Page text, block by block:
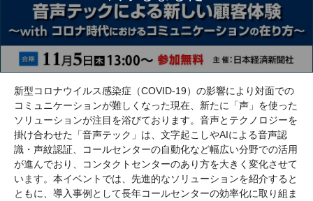
新型コロナウイルス感染症（COVID-19）の影響により対面での
コミュニケーションが難しくなった現在、新たに「声」を使った
ソリューションが注目を浴びております。音声とテクノロジーを
掛け合わせた「音声テック」は、文字起こしやAIによる音声認
識・声紋認証、コールセンターの自動化など幅広い分野での活用
が進んでおり、コンタクトセンターのあり方を大きく変化させて
います。本イベントでは、先進的なソリューションを紹介すると
ともに、導入事例として長年コールセンターの効率化に取り組ま